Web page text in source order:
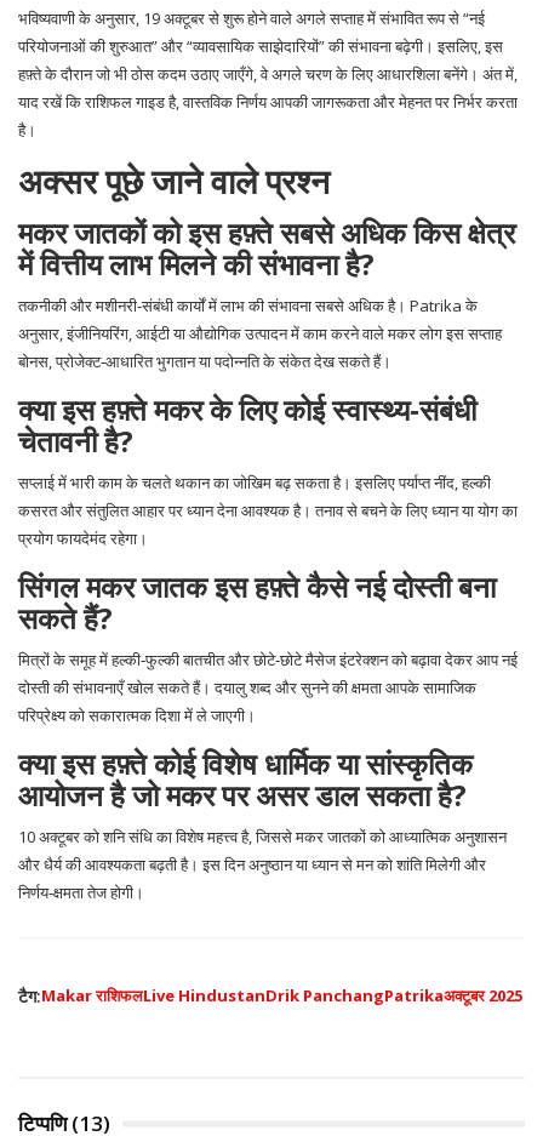
भविष्यवाणी के अनुसार, 19 अक्टूबर से शुरू होने वाले अगले सप्ताह में संभावित रूप से “नई
परियोजनाओं की शुरुआत” और “व्यावसायिक साझेदारियों” की संभावना बढ़ेगी। इसलिए, इस
हफ़्ते के दौरान जो भी ठोस कदम उठाए जाएँगे, वे अगले चरण के लिए आधारशिला बनेंगे। अंत में,
याद रखें कि राशिफल गाइड है, वास्तविक निर्णय आपकी जागरूकता और मेहनत पर निर्भर करता
है।
अक्सर पूछे जाने वाले प्रश्न
मकर जातकों को इस हफ़्ते सबसे अधिक किस क्षेत्र
में वित्तीय लाभ मिलने की संभावना है?
तकनीकी और मशीनरी‑संबंधी कार्यों में लाभ की संभावना सबसे अधिक है। Patrika के
अनुसार, इंजीनियरिंग, आईटी या औद्योगिक उत्पादन में काम करने वाले मकर लोग इस सप्ताह
बोनस, प्रोजेक्ट‑आधारित भुगतान या पदोन्नति के संकेत देख सकते हैं।
क्या इस हफ़्ते मकर के लिए कोई स्वास्थ्य‑संबंधी
चेतावनी है?
सप्लाई में भारी काम के चलते थकान का जोखिम बढ़ सकता है। इसलिए पर्याप्त नींद, हल्की
कसरत और संतुलित आहार पर ध्यान देना आवश्यक है। तनाव से बचने के लिए ध्यान या योग का
प्रयोग फायदेमंद रहेगा।
सिंगल मकर जातक इस हफ़्ते कैसे नई दोस्ती बना
सकते हैं?
मित्रों के समूह में हल्की‑फुल्की बातचीत और छोटे‑छोटे मैसेज इंटरेक्शन को बढ़ावा देकर आप नई
दोस्ती की संभावनाएँ खोल सकते हैं। दयालु शब्द और सुनने की क्षमता आपके सामाजिक
परिप्रेक्ष्य को सकारात्मक दिशा में ले जाएगी।
क्या इस हफ़्ते कोई विशेष धार्मिक या सांस्कृतिक
आयोजन है जो मकर पर असर डाल सकता है?
10 अक्टूबर को शनि संधि का विशेष महत्त्व है, जिससे मकर जातकों को आध्यात्मिक अनुशासन
और धैर्य की आवश्यकता बढ़ती है। इस दिन अनुष्ठान या ध्यान से मन को शांति मिलेगी और
निर्णय‑क्षमता तेज होगी।
टैग:Makar राशिफलLive HindustanDrik PanchangPatrikaअक्टूबर 2025
टिप्पणि (13)